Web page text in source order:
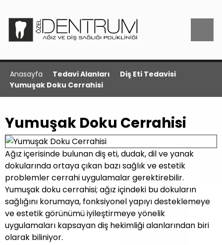
Anasayfa Tedavi Alanları
Diş Eti Tedavisi
Yumuşak Doku Cerrahisi
Yumuşak Doku Cerrahisi
Ağız içerisinde bulunan diş eti, dudak, dil ve yanak
dokularında ortaya çıkan bazı sağlık ve estetik
problemler cerrahi uygulamalar gerektirebilir.
Yumuşak doku cerrahisi; ağız içindeki bu dokuların
sağlığını korumaya, fonksiyonel yapıyı desteklemeye
ve estetik görünümü iyileştirmeye yönelik
uygulamaları kapsayan diş hekimliği alanlarından biri
olarak biliniyor.